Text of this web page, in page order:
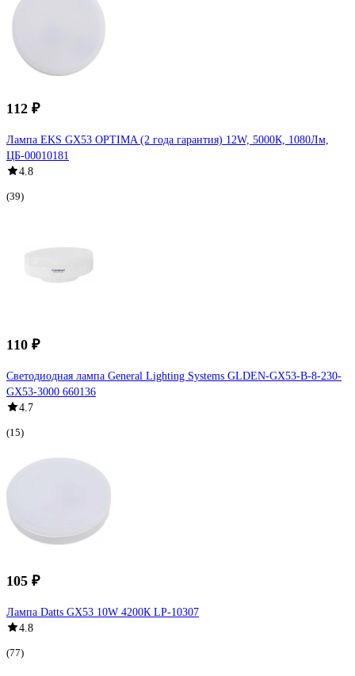
112 ₽
Лампа EKS GX53 OPTIMA (2 года гарантия) 12W, 5000К, 1080Лм,
ЦБ-00010181
4.8
(39)
110 ₽
Светодиодная лампа General Lighting Systems GLDEN-GX53-B-8-230-
GX53-3000 660136
4.7
(15)
105 ₽
Лампа Datts GX53 10W 4200К LP-10307
4.8
(77)